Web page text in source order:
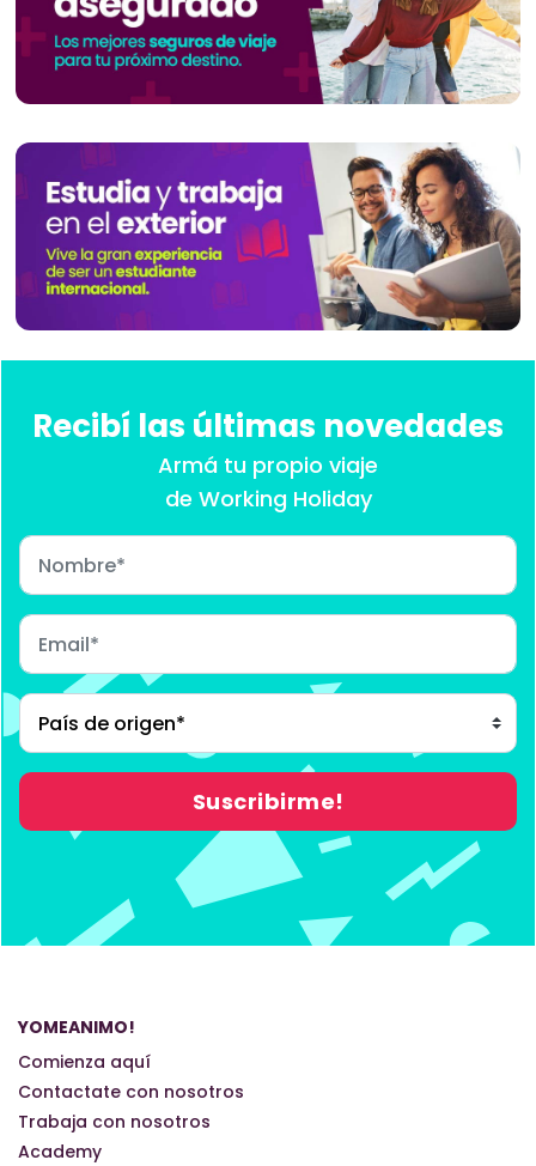
Recibí las últimas novedades
Armá tu propio viaje
de Working Holiday
YOMEANIMO!
Comienza aquí
Contactate con nosotros
Trabaja con nosotros
Academy